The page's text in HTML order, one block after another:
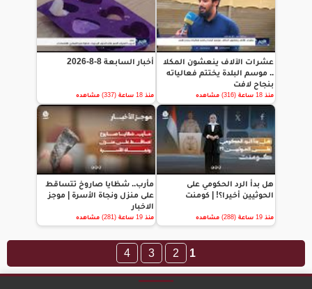
عشرات الآلاف ينعشون المكلا
.. موسم البلدة يختتم فعالياته
بنجاح لافت
منذ 18 ساعة (316) مشاهده
أخبار السابعة 8-8-2026
منذ 18 ساعة (337) مشاهده
هل بدأ الرد الحكومي على
الحوثيين أخيرا؟! | كومنت
منذ 19 ساعة (288) مشاهده
مأرب.. شظايا صاروخ تتساقط
على منزل ونجاة الأسرة | موجز
الاخبار
منذ 19 ساعة (281) مشاهده
1
2
3
4